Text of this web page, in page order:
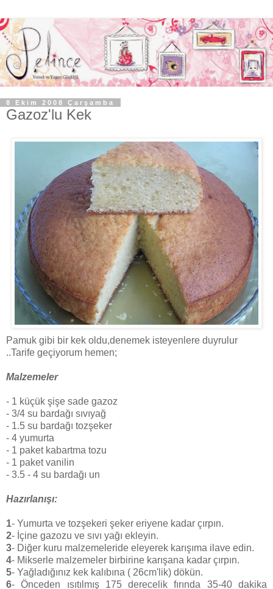
8 Ekim 2008 Çarşamba
Gazoz'lu Kek
Pamuk gibi bir kek oldu,denemek isteyenlere duyrulur
..Tarife geçiyorum hemen;
Malzemeler
- 1 küçük şişe sade gazoz
- 3/4 su bardağı sıvıyağ
- 1.5 su bardağı tozşeker
- 4 yumurta
- 1 paket kabartma tozu
- 1 paket vanilin
- 3.5 - 4 su bardağı un
Hazırlanışı:
1- Yumurta ve tozşekeri şeker eriyene kadar çırpın.
2- İçine gazozu ve sıvı yağı ekleyin.
3- Diğer kuru malzemeleride eleyerek karışıma ilave edin.
4- Mikserle malzemeler birbirine karışana kadar çırpın.
5- Yağladığınız kek kalıbına ( 26cm'lik) dökün.
6- Önceden ısıtılmış 175 derecelik fırında 35-40 dakika